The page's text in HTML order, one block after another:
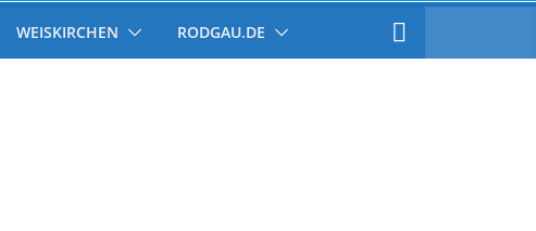
WEISKIRCHEN RODGAU.DE